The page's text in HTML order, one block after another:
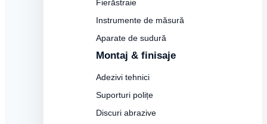
Fierăstraie
Instrumente de măsură
Aparate de sudură
Montaj & finisaje
Adezivi tehnici
Suporturi polițe
Discuri abrazive